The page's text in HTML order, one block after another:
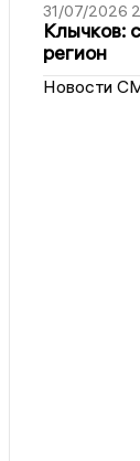
31/07/2026
Клычков:
регион
Новости